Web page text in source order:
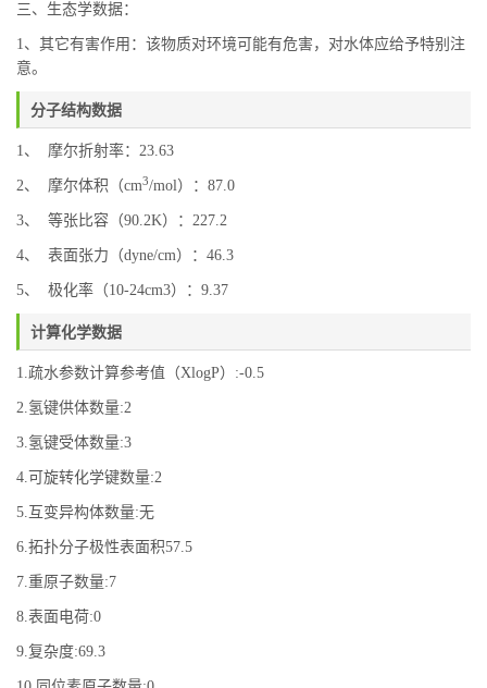
三、生态学数据：
1、其它有害作用：该物质对环境可能有危害，对水体应给予特别注
意。
分子结构数据
1、 摩尔折射率：23.63
2、 摩尔体积（cm3/mol）：87.0
3、 等张比容（90.2K）：227.2
4、 表面张力（dyne/cm）：46.3
5、 极化率（10-24cm3）：9.37
计算化学数据
1.疏水参数计算参考值（XlogP）:-0.5
2.氢键供体数量:2
3.氢键受体数量:3
4.可旋转化学键数量:2
5.互变异构体数量:无
6.拓扑分子极性表面积57.5
7.重原子数量:7
8.表面电荷:0
9.复杂度:69.3